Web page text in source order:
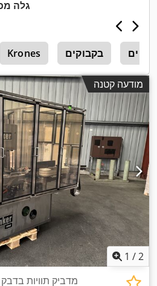
גלה
Krones בקבוקים
מודעה קטנה
1 /2